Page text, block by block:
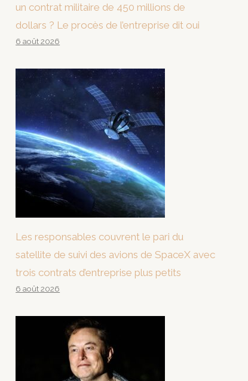
un contrat militaire de 450 millions de
dollars ? Le procès de l’entreprise dit oui
6 août 2026
Les responsables couvrent le pari du
satellite de suivi des avions de SpaceX avec
trois contrats d’entreprise plus petits
6 août 2026